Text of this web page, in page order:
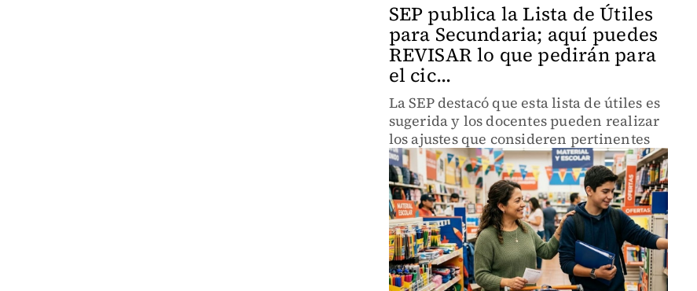
SEP publica la Lista de Útiles
para Secundaria; aquí puedes
REVISAR lo que pedirán para
el cic...
La SEP destacó que esta lista de útiles es
sugerida y los docentes pueden realizar
los ajustes que consideren pertinentes